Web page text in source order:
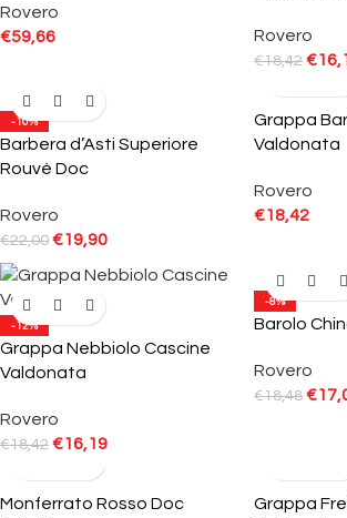
Rovero
€59,66 Rovero
€18,42 €
-10%
Barbera d’Asti Superiore
Rouvè Doc
Rovero
€22,00 €19,90
Grappa
Valdonata
Rovero
€18,42
-12%
Grappa Nebbiolo Cascine
Valdonata
Rovero
€18,42 €16,19
-8%
Barolo
Rovero
€18,48 €
Monferrato Rosso Doc
Grappa